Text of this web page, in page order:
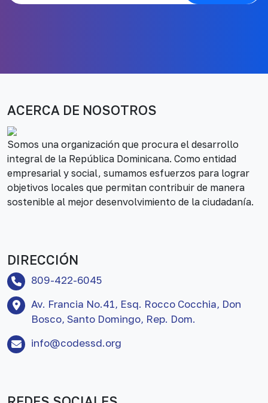
ACERCA DE NOSOTROS
Somos una organización que procura el desarrollo
integral de la República Dominicana. Como entidad
empresarial y social, sumamos esfuerzos para lograr
objetivos locales que permitan contribuir de manera
sostenible al mejor desenvolvimiento de la ciudadanía.
DIRECCIÓN
809-422-6045
Av. Francia No.41, Esq. Rocco Cocchia, Don
Bosco, Santo Domingo, Rep. Dom.
info@codessd.org